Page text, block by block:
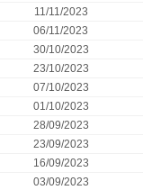
11/11/2023
06/11/2023
30/10/2023
23/10/2023
07/10/2023
01/10/2023
28/09/2023
23/09/2023
16/09/2023
03/09/2023